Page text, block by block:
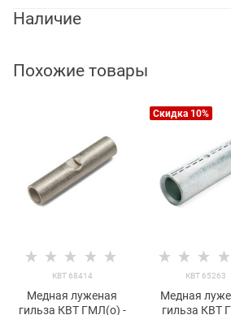
Наличие
Похожие товары
КВТ 68414
Медная луженая
гильза КВТ ГМЛ(о) -
Скидка 10%
КВТ 65263
Медная
гильза КВТ